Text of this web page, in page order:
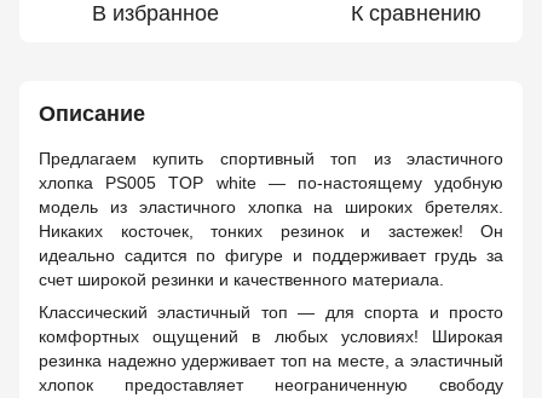
В избранное К сравнению
Описание
Предлагаем купить спортивный топ из эластичного
хлопка PS005 TOP white — по-настоящему удобную
модель из эластичного хлопка на широких бретелях.
Никаких косточек, тонких резинок и застежек! Он
идеально садится по фигуре и поддерживает грудь за
счет широкой резинки и качественного материала.
Классический эластичный топ — для спорта и просто
комфортных ощущений в любых условиях! Широкая
резинка надежно удерживает топ на месте, а эластичный
хлопок предоставляет неограниченную свободу